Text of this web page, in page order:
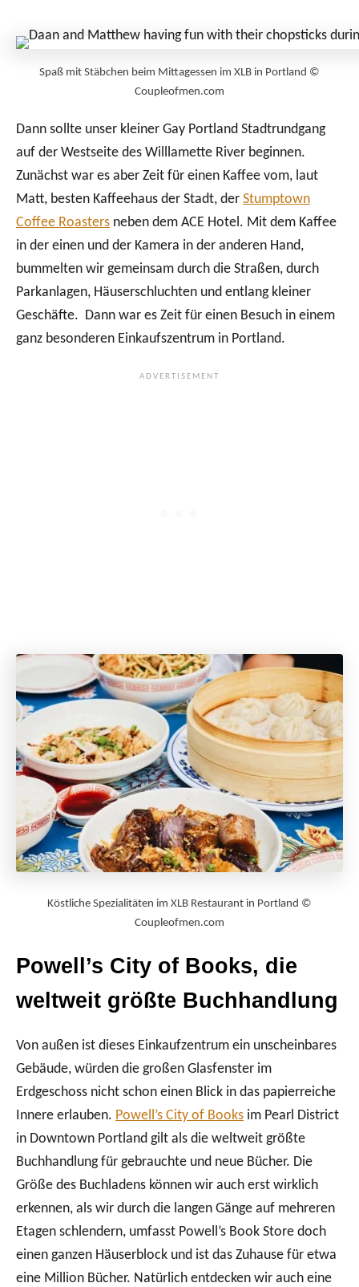
Spaß mit Stäbchen beim Mittagessen im XLB in Portland ©
Coupleofmen.com
Dann sollte unser kleiner Gay Portland Stadtrundgang
auf der Westseite des Willlamette River beginnen.
Zunächst war es aber Zeit für einen Kaffee vom, laut
Matt, besten Kaffeehaus der Stadt, der Stumptown
Coffee Roasters neben dem ACE Hotel. Mit dem Kaffee
in der einen und der Kamera in der anderen Hand,
bummelten wir gemeinsam durch die Straßen, durch
Parkanlagen, Häuserschluchten und entlang kleiner
Geschäfte. Dann war es Zeit für einen Besuch in einem
ganz besonderen Einkaufszentrum in Portland.
Köstliche Spezialitäten im XLB Restaurant in Portland ©
Coupleofmen.com
Powell’s City of Books, die
weltweit größte Buchhandlung
Von außen ist dieses Einkaufzentrum ein unscheinbares
Gebäude, würden die großen Glasfenster im
Erdgeschoss nicht schon einen Blick in das papierreiche
Innere erlauben. Powell’s City of Books im Pearl District
in Downtown Portland gilt als die weltweit größte
Buchhandlung für gebrauchte und neue Bücher. Die
Größe des Buchladens können wir auch erst wirklich
erkennen, als wir durch die langen Gänge auf mehreren
Etagen schlendern, umfasst Powell’s Book Store doch
einen ganzen Häuserblock und ist das Zuhause für etwa
eine Million Bücher. Natürlich entdecken wir auch eine